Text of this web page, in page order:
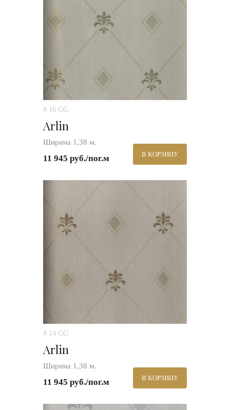
# 16 GG
Arlin
Ширина 1,38 м.
11 945 руб./пог.м В КОРЗИНУ
# 14 GG
Arlin
Ширина 1,38 м.
11 945 руб./пог.м В КОРЗИНУ